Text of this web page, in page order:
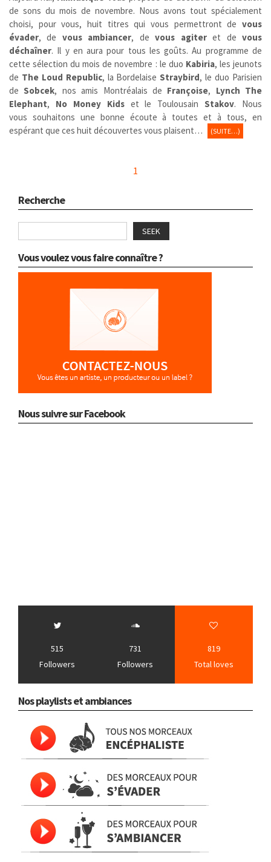
de sons du mois de novembre. Nous avons tout spécialement
choisi, pour vous, huit titres qui vous permettront de vous
évader, de vous ambiancer, devous agiteret devous
déchaîner. Il y en aura pour tous les goûts. Au programme de
cette sélection du mois de novembre : le duo Kabiria, les jeunots
de The Loud Republic, la BordelaiseStraybird, le duo Parisien
deSobcek, nos amis Montréalais de Françoise, Lynch The
Elephant, No Money Kidset le ToulousainStakov. Nous
vous souhaitons une bonne écoute à toutes et à tous, en
espérant que ces huit découvertes vous plaisent…
(SUITE…)
1
Recherche
SEEK
Vous voulez vous faire connaître ?
Nous suivre sur Facebook
515
Followers
731
Followers
819
Total loves
Nos playlists et ambiances